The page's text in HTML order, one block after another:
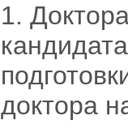
1.
доктора